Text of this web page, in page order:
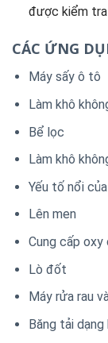
được kiểm
CÁC ỨNG
Máy sấy ô tô
Làm khô
Bể lọc
Làm khô
Yếu tố nổi
Lên men
Cung cấp oxy
Lò đốt
Máy rửa rau
Băng tải